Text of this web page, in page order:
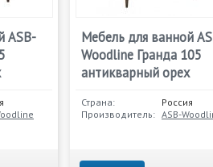
ASB-
Мебель для ванной
Woodline Гранда 105
антикварный орех
Страна:
Россия
Производитель: ASB-